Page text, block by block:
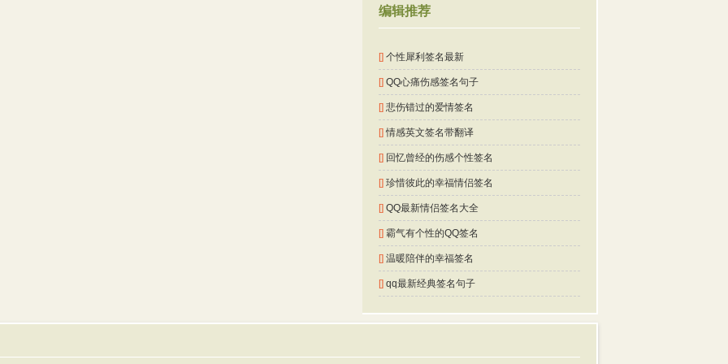
编辑推荐
[] 个性犀利签名最新
[] QQ心痛伤感签名句子
[] 悲伤错过的爱情签名
[] 情感英文签名带翻译
[] 回忆曾经的伤感个性签名
[] 珍惜彼此的幸福情侣签名
[] QQ最新情侣签名大全
[] 霸气有个性的QQ签名
[] 温暖陪伴的幸福签名
[] qq最新经典签名句子